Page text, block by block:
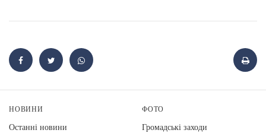
НОВИНИ
Останні новини
ФОТО
Громадські заходи